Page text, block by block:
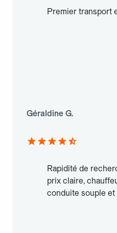
Premier transport
Géraldine G.
Rapidité de
prix claire,
conduite souple